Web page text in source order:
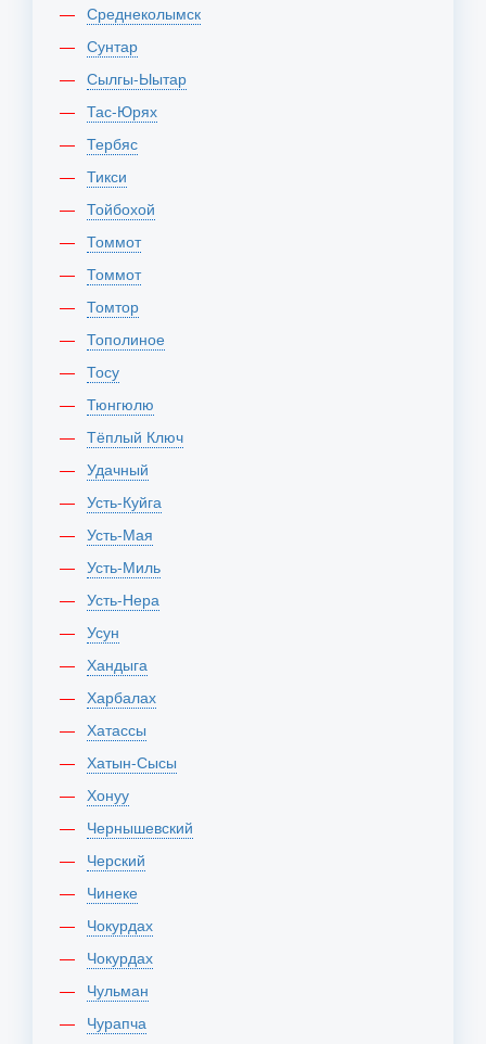
Среднеколымск
Сунтар
Сылгы-Ыытар
Тас-Юрях
Тербяс
Тикси
Тойбохой
Томмот
Томмот
Томтор
Тополиное
Тосу
Тюнгюлю
Тёплый Ключ
Удачный
Усть-Куйга
Усть-Мая
Усть-Миль
Усть-Нера
Усун
Хандыга
Харбалах
Хатассы
Хатын-Сысы
Хонуу
Чернышевский
Черский
Чинеке
Чокурдах
Чокурдах
Чульман
Чурапча